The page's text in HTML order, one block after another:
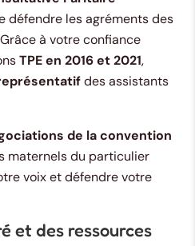
défendre les agréments des
à votre confiance
TPE en 2016 et 2021,
des assistants
de la convention
maternels du particulier
voix et défendre votre
et des ressources